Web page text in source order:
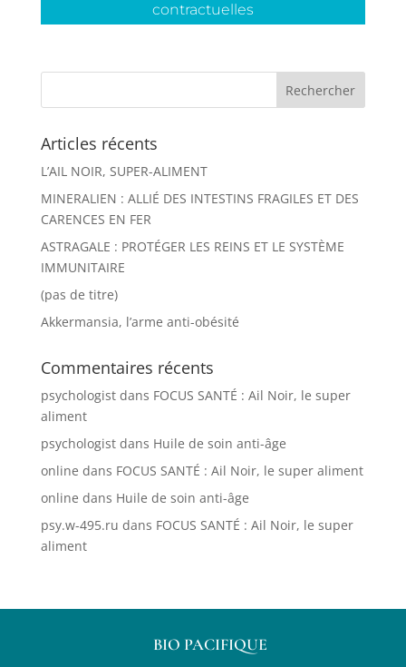
contractuelles
Articles récents
L’AIL NOIR, SUPER-ALIMENT
MINERALIEN : ALLIÉ DES INTESTINS FRAGILES ET DES
CARENCES EN FER
ASTRAGALE : PROTÉGER LES REINS ET LE SYSTÈME
IMMUNITAIRE
(pas de titre)
Akkermansia, l’arme anti-obésité
Commentaires récents
psychologistdans FOCUS SANTÉ : Ail Noir, le super
aliment
psychologistdans Huile de soin anti-âge
online dans FOCUS SANTÉ : Ail Noir, le super aliment
online dans Huile de soin anti-âge
psy.w-495.ru dans FOCUS SANTÉ : Ail Noir, le super
aliment
BIO PACIFIQUE